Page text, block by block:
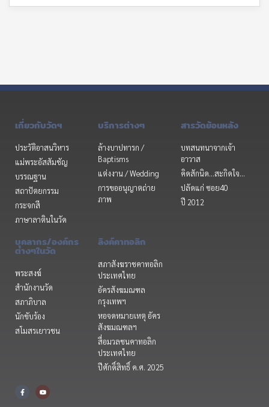
เกี่ยวกับวัดฯ
ประวัติอาสนวิหาร
แม่พระอัสสัมชัญ
บรรณฐาน
สถาปัตยกรรม
กระจกสี
ภาษาลาตินในวัด
บริการต่างๆ
ล้างบาปทารก /
Baptisms
แต่งงาน / Wedding
การขออนุญาตถ่าย
ภาพ
สารวัดย้อนหลัง
บทสนทนาจากเจ้า
อาวาส
คิดสักนิด...สะกิดใจ...
ปลัดแก่ ซอย40
ปี 2012
บุคลากร/องค์กร
ต่างๆในวัด
พระสงฆ์
สำนักงานวัด
สภาภิบาล
นักขับร้อง
สโมสรเยาวชน
ลิงค์คาทอลิก
สภาสังฆราชคาทอลิก
ประเทศไทย
อัครสังฆมณฑล
กรุงเทพฯ
หอจดหมายเหตุ อัคร
สังฆมณฑลฯ
สื่อมวลชนคาทอลิก
ประเทศไทย
ปีศักดิ์สิทธิ์ ค.ศ. 2025